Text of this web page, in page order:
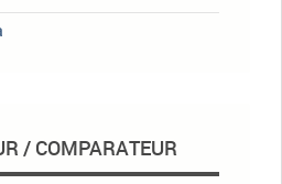
/ COMPARATEUR